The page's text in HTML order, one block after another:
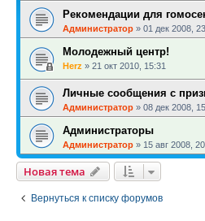
Рекомендации для
Администратор » 01 дек 2008,
Молодежный центр!
Herz » 21 окт 2010, 15:31
Личные сообщения с
Администратор » 08 дек 2008,
Администраторы
Администратор » 15 авг 2008,
Новая тема
Вернуться к списку форумов